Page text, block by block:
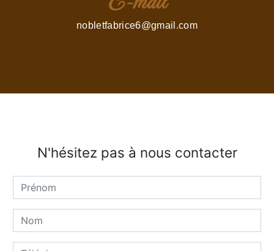
nobletfabrice6@gmail.com
N'hésitez pas à nous contacter